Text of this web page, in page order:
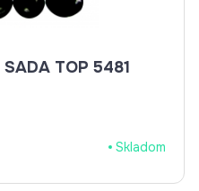
TOP 5481
Skladom